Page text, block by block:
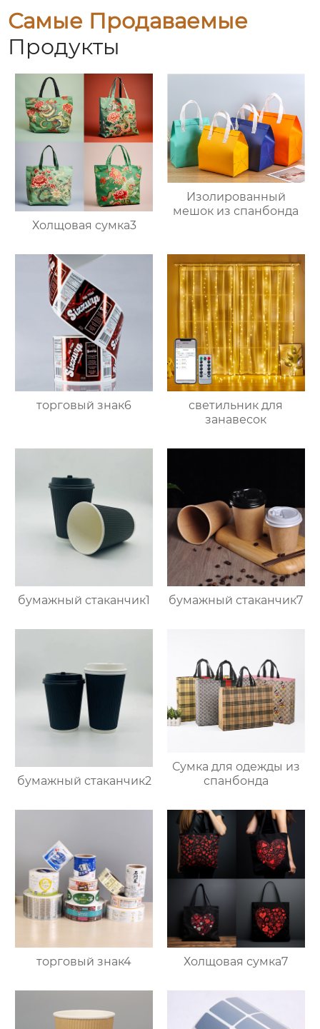
Самые Продаваемые
Продукты
Холщовая сумка3
Изолированный
мешок из спанбонда
торговый знак6
светильник для
занавесок
бумажный стаканчик1 бумажный стаканчик7
бумажный стаканчик2
Сумка для одежды из
спанбонда
торговый знак4 Холщовая сумка7